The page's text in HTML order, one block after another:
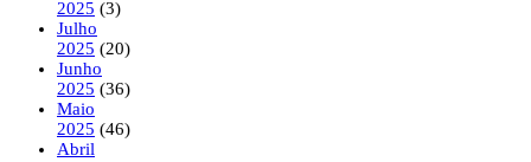
2025 (3)
Julho
2025 (20)
Junho
2025 (36)
Maio
2025 (46)
Abril